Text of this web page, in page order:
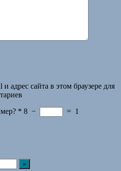
адрес сайта в этом браузере для
* 8 − = 1